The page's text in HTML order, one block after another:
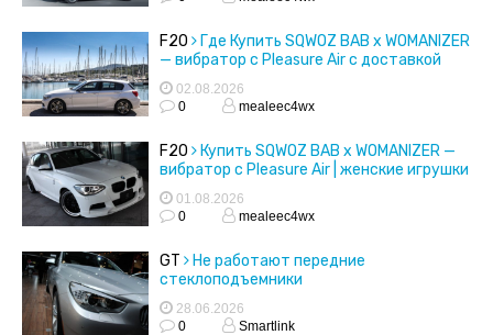
F20
Где Купить SQWOZ BAB x WOMANIZER
— вибратор с Pleasure Air с доставкой
02.08.2026
0
mealeec4wx
F20
Купить SQWOZ BAB x WOMANIZER —
вибратор с Pleasure Air | женские игрушки
01.08.2026
0
mealeec4wx
GT
Не работают передние
стеклоподъемники
28.06.2026
0
Smartlink